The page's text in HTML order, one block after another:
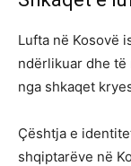
Lufta në Kosovë
ndërlikuar dhe
nga shkaqet
Çështja e
shqiptarëve në